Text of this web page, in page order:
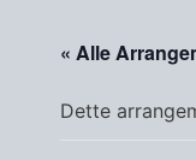
« Alle
Dette